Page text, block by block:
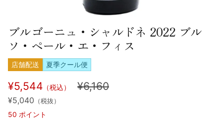
ブルゴーニュ・シャルドネ 2022 ブル
ソ・ペール・エ・フィス
店舗配送 夏季クール便
¥5,544 （税込） ¥6,160
¥5,040 （税抜）
50 ポイント